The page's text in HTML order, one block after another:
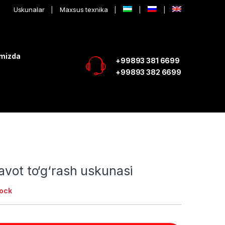
Uskunalar Maxsus texnika
+99893 381 6699
+99893 382 6699
to‘g‘rash uskunasi